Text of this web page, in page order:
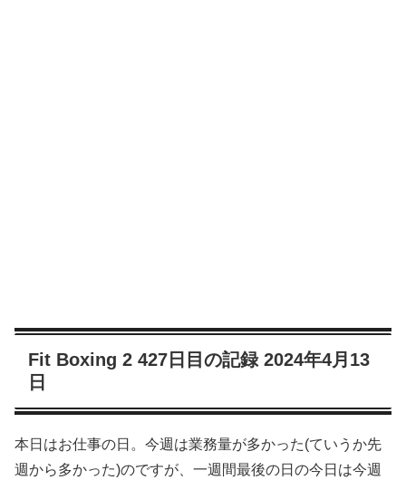
Fit Boxing 2 427日目の記録 2024年4月13
日
本日はお仕事の日。今週は業務量が多かった(ていうか先
週から多かった)のですが、一週間最後の日の今日は今週